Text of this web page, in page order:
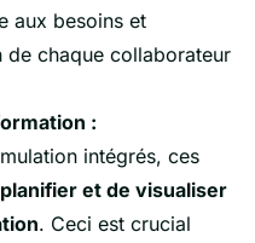
aux besoins et
chaque collaborateur
:
intégrés, ces
planifier et de visualiser
. Ceci est crucial